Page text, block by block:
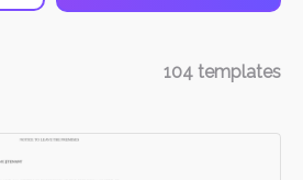
104 templates